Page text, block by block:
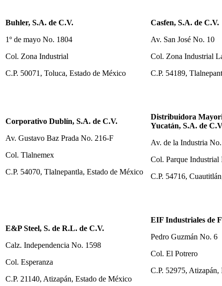
Buhler, S.A. de C.V.
1º de mayo No. 1804
Col. Zona Industrial
C.P. 50071, Toluca, Estado de México
Casfen, S.A. de C.V.
Av. San José No. 10
Col. Zona Industrial
C.P. 54189,
Corporativo Dublín, S.A. de C.V.
Av. Gustavo Baz Prada No. 216-F
Col. Tlalnemex
C.P. 54070, Tlalnepantla, Estado de México
Distribuidora
Yucatán, S.A. de
Av. de la Industria
Col. Parque Industrial
C.P. 54716,
E&P Steel, S. de R.L. de C.V.
Calz. Independencia No. 1598
Col. Esperanza
C.P. 21140, Atizapán, Estado de México
EIF Industriales de
Pedro Guzmán No. 6
Col. El Potrero
C.P. 52975,